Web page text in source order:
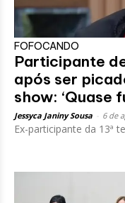
FOFOCANDO
Participante
após ser
show: ‘Quase
Jessyca Janiny Sousa 6 de
Ex-participante da 13ª